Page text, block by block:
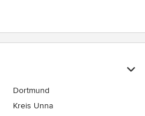
Dortmund
Kreis Unna